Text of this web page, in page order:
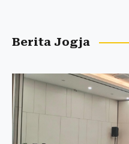
Berita Jogja